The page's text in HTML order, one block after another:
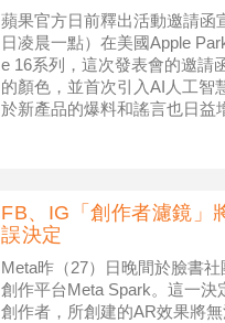
蘋果官方日前釋出活動邀請函
日凌晨一點）在美國Apple
e 16系列，這次發表會的邀請
的顏色，並首次引入AI人工智
於新產品的爆料和謠言也日益
FB、IG「創作者濾鏡
誤決定
Meta昨（27）日晚間於臉書
創作平台Meta Spark。這一
創作者，所創建的AR效果將